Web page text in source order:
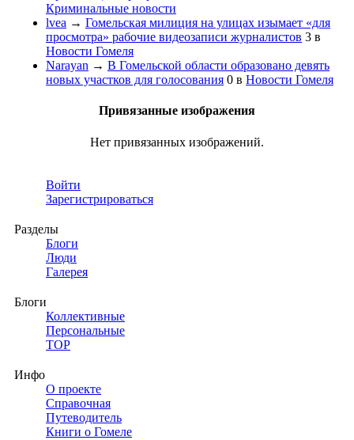
Криминальные новости
lvea → Гомельская милиция на улицах изымает «для
просмотра» рабочие видеозаписи журналистов 3 в
Новости Гомеля
Narayan → В Гомельской области образовано девять
новых участков для голосования 0 в Новости Гомеля
Привязанные изображения
Нет привязанных изображений.
Войти
Зарегистрироваться
Разделы
Блоги
Люди
Галерея
Блоги
Коллективные
Персональные
TOP
Инфо
О проекте
Справочная
Путеводитель
Книги о Гомеле